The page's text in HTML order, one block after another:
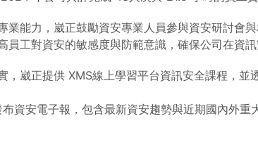
業能力，崴正鼓勵資安專業人員參與資安研討會
員工對資安的敏感度與防範意識，確保公司在資訊
，崴正提供 XMS線上學習平台資訊安全課程，
資安電子報，包含最新資安趨勢與近期國內外重